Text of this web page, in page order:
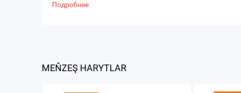
Подробнее
MEŇZEŞ HARYTLAR